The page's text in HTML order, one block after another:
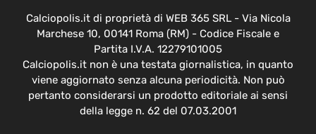
Calciopolis.it di proprietà di WEB 365 SRL - Via Nicola
Marchese 10, 00141 Roma (RM) - Codice Fiscale e
Partita I.V.A. 12279101005
Calciopolis.it non è una testata giornalistica, in quanto
viene aggiornato senza alcuna periodicità. Non può
pertanto considerarsi un prodotto editoriale ai sensi
della legge n. 62 del 07.03.2001